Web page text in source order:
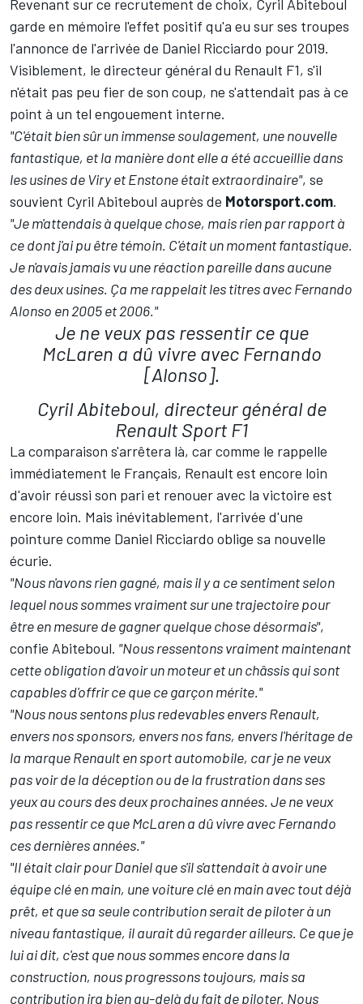
Revenant sur ce recrutement de choix, Cyril Abiteboul
garde en mémoire l'effet positif qu'a eu sur ses troupes
l'annonce de l'arrivée de Daniel Ricciardo pour 2019.
Visiblement, le directeur général du Renault F1, s'il
n'était pas peu fier de son coup, ne s'attendait pas à ce
point à un tel engouement interne.
"C'était bien sûr un immense soulagement, une nouvelle
fantastique, et la manière dont elle a été accueillie dans
les usines de Viry et Enstone était extraordinaire", se
souvient Cyril Abiteboul auprès de Motorsport.com.
"Je m'attendais à quelque chose, mais rien par rapport à
ce dont j'ai pu être témoin. C'était un moment fantastique.
Je n'avais jamais vu une réaction pareille dans aucune
des deux usines. Ça me rappelait les titres avec Fernando
Alonso en 2005 et 2006."
Je ne veux pas ressentir ce que
McLaren a dû vivre avec Fernando
[Alonso].
Cyril Abiteboul, directeur général de
Renault Sport F1
La comparaison s'arrêtera là, car comme le rappelle
immédiatement le Français, Renault est encore loin
d'avoir réussi son pari et renouer avec la victoire est
encore loin. Mais inévitablement, l'arrivée d'une
pointure comme Daniel Ricciardo oblige sa nouvelle
écurie.
"Nous n'avons rien gagné, mais il y a ce sentiment selon
lequel nous sommes vraiment sur une trajectoire pour
être en mesure de gagner quelque chose désormais",
confie Abiteboul. "Nous ressentons vraiment maintenant
cette obligation d'avoir un moteur et un châssis qui sont
capables d'offrir ce que ce garçon mérite."
"Nous nous sentons plus redevables envers Renault,
envers nos sponsors, envers nos fans, envers l'héritage de
la marque Renault en sport automobile, car je ne veux
pas voir de la déception ou de la frustration dans ses
yeux au cours des deux prochaines années. Je ne veux
pas ressentir ce que McLaren a dû vivre avec Fernando
ces dernières années."
"Il était clair pour Daniel que s'il s'attendait à avoir une
équipe clé en main, une voiture clé en main avec tout déjà
prêt, et que sa seule contribution serait de piloter à un
niveau fantastique, il aurait dû regarder ailleurs. Ce que je
lui ai dit, c'est que nous sommes encore dans la
construction, nous progressons toujours, mais sa
contribution ira bien au-delà du fait de piloter. Nous